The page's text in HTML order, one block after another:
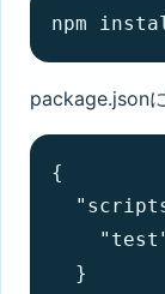
npm
package.json
{
  }